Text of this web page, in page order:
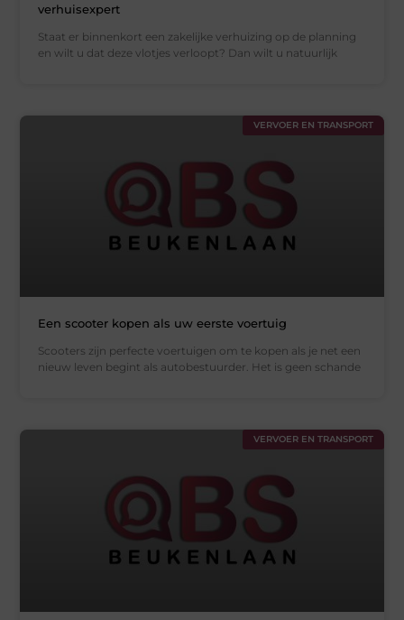
verhuisexpert
Staat er binnenkort een zakelijke verhuizing op de planning
en wilt u dat deze vlotjes verloopt? Dan wilt u natuurlijk
VERVOER EN TRANSPORT
Een scooter kopen als uw eerste voertuig
Scooters zijn perfecte voertuigen om te kopen als je net een
nieuw leven begint als autobestuurder. Het is geen schande
VERVOER EN TRANSPORT